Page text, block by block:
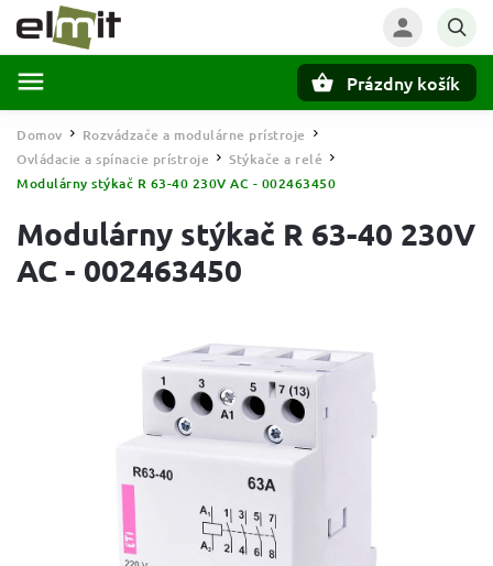
Prázdny košík
Domov / Rozvádzače a modulárne prístroje /
Ovládacie a spínacie prístroje / Stýkače a relé /
Modulárny stýkač R 63-40 230V AC - 002463450
Modulárny stýkač R 63-40 230V
AC - 002463450